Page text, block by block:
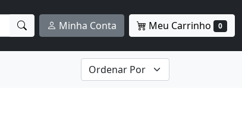
Minha Conta Meu Carrinho 0